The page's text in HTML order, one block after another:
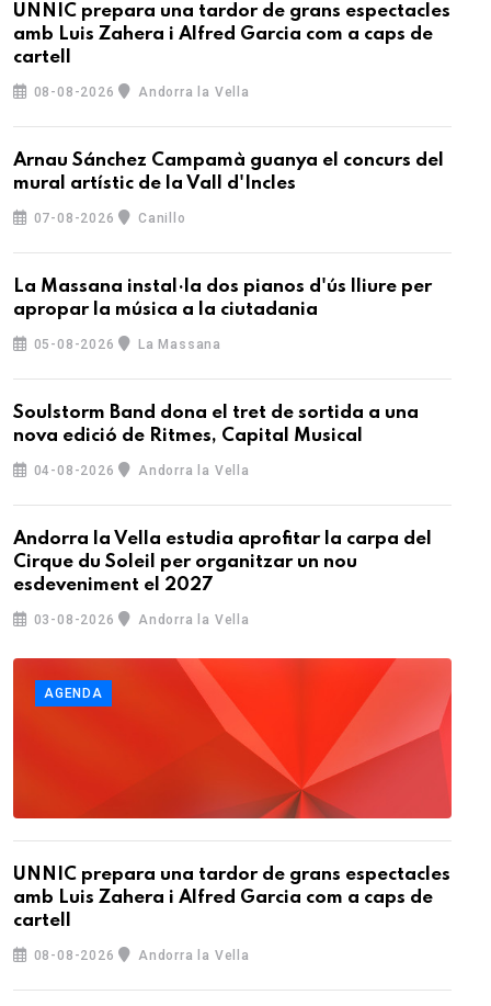
UNNIC prepara una tardor de grans espectacles
amb Luis Zahera i Alfred Garcia com a caps de
cartell
08-08-2026 Andorra la Vella
Arnau Sánchez Campamà guanya el concurs del
mural artístic de la Vall d'Incles
07-08-2026 Canillo
La Massana instal·la dos pianos d'ús lliure per
apropar la música a la ciutadania
05-08-2026 La Massana
Soulstorm Band dona el tret de sortida a una
nova edició de Ritmes, Capital Musical
04-08-2026 Andorra la Vella
Andorra la Vella estudia aprofitar la carpa del
Cirque du Soleil per organitzar un nou
esdeveniment el 2027
03-08-2026 Andorra la Vella
AGENDA
UNNIC prepara una tardor de grans espectacles
amb Luis Zahera i Alfred Garcia com a caps de
cartell
08-08-2026 Andorra la Vella